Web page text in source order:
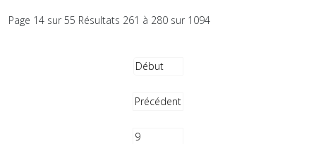
Page 14 sur 55 Résultats 261 à 280 sur 1094
Début
Précédent
9